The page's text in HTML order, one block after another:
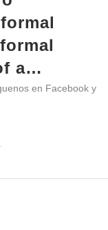
a…
en Facebook y